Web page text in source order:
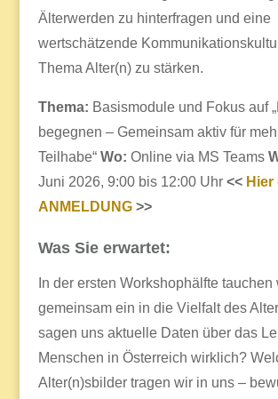
Älterwerden zu hinterfragen und eine
wertschätzende
Thema Alter(n) zu stärken.
Thema: Basismodule und Fokus auf
begegnen – Gemeinsam aktiv für
Teilhabe“ Wo: Online via MS Teams
Juni 2026, 9:00 bis 12:00 Uhr << Hier
ANMELDUNG >>
Was Sie erwartet:
In der ersten Workshophälfte tauchen
gemeinsam ein in die Vielfalt des
sagen uns aktuelle Daten über das
Menschen in Österreich wirklich?
Alter(n)sbilder tragen wir in uns –